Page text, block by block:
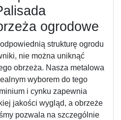
ogrodowe
strukturę ogrodu
nie można uniknąć
obrzeża. Nasza metalowa
wyborem do tego
i cynku zapewnia
jakości wygląd, a obrzeże
pozwala na szczególnie